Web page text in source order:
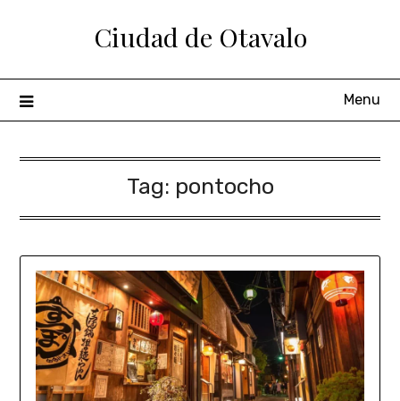
Ciudad de Otavalo
Menu
Tag: pontocho